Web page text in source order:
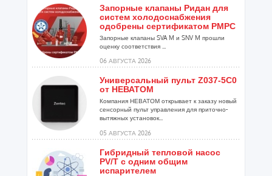
Запорные клапаны Ридан для
систем холодоснабжения
одобрены сертификатом РМРС
Запорные клапаны SVA M и SNV M прошли
оценку соответствия ...
06 АВГУСТА 2026
Универсальный пульт Z037-5C0
от НЕВАТОМ
Компания НЕВАТОМ открывает к заказу новый
сенсорный пульт управления для приточно-
вытяжных установок...
05 АВГУСТА 2026
Гибридный тепловой насос
PV/T с одним общим
испарителем